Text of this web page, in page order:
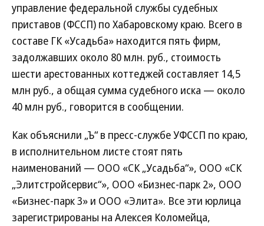
управление федеральной службы судебных
приставов (ФССП) по Хабаровскому краю. Всего в
составе ГК «Усадьба» находится пять фирм,
задолжавших около 80 млн. руб., стоимость
шести арестованных коттеджей составляет 14,5
млн руб., а общая сумма судебного иска — около
40 млн руб., говорится в сообщении.
Как объяснили „Ъ“ в пресс-службе УФССП по краю,
в исполнительном листе стоят пять
наименований — ООО «СК „Усадьба“», ООО «СК
„Элитстройсервис“», ООО «Бизнес-парк 2», ООО
«Бизнес-парк 3» и ООО «Элита». Все эти юрлица
зарегистрированы на Алексея Коломейца,